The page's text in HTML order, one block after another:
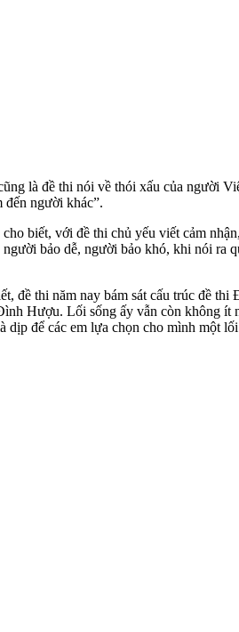
là đề thi nói về thói xấu của người
đến người khác”.
biết, với đề thi chủ yếu viết cảm
bảo dễ, người bảo khó, khi nói
đề thi năm nay bám sát cấu trúc đề
Hượu. Lối sống ấy vẫn còn không
để các em lựa chọn cho mình một